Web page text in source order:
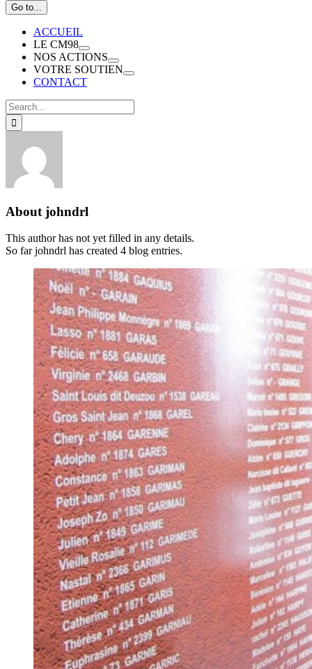
Go to...
ACCUEIL
LE CM98
NOS ACTIONS
VOTRE SOUTIEN
CONTACT
Search
for:
About johndrl
This author has not yet filled in any details.
So far johndrl has created 4 blog entries.